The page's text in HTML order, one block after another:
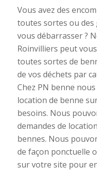
Vous avez des
toutes sortes ou
vous débarrasser ?
Roinvilliers peut
toutes sortes de
de vos déchets par
Chez PN benne
location de benne
besoins. Nous
demandes de
bennes. Nous
de façon ponctuelle
sur votre site pour